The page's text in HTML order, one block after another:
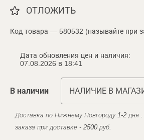
ОТЛОЖИТЬ
Код товара — 580532 (называйте при
Дата обновления цен и наличия:
07.08.2026 в 18:41
В наличии НАЛИЧИЕ В
Доставка по Нижнему Новгороду 1-2 дня
заказа при доставке - 2500 руб.